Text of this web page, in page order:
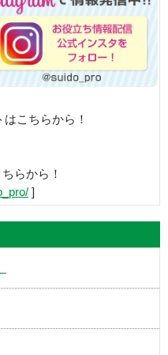
こちらから！
らから！
]